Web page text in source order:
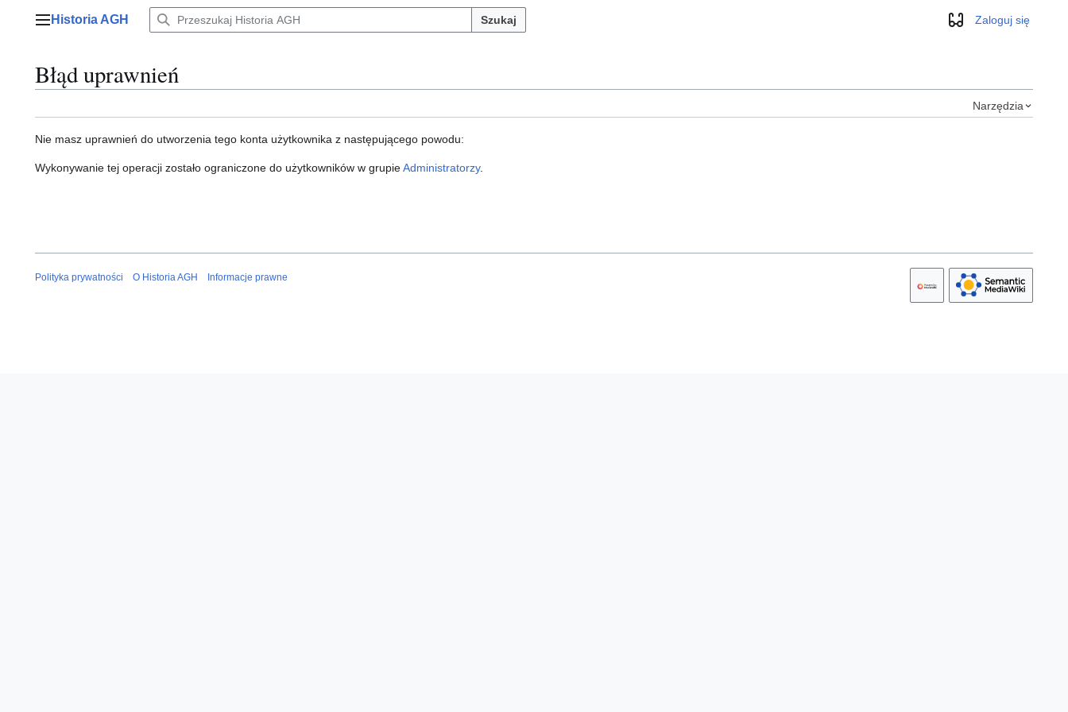
Menu główne
Historia AGH Szukaj WyglądZaloguj się
Błąd uprawnień
Narzędzia
Nie masz uprawnień do utworzenia tego konta użytkownika z następującego powodu:
Wykonywanie tej operacji zostało ograniczone do użytkowników w grupieAdministratorzy.
Polityka prywatności O Historia AGH Informacje prawne